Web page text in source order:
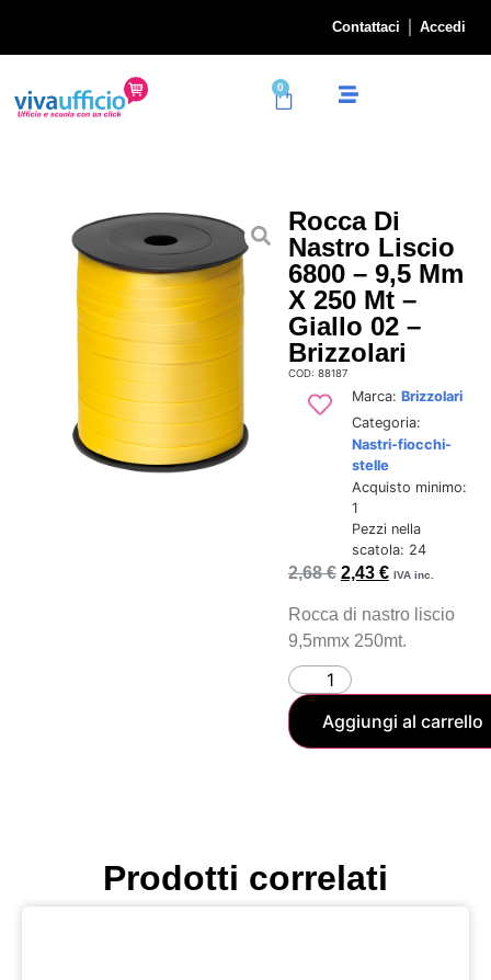
Contattaci Accedi
0
Rocca Di
Nastro Liscio
6800 – 9,5 Mm
X 250 Mt –
Giallo 02 –
Brizzolari
COD: 88187
Marca: Brizzolari
Categoria:
Nastri-fiocchi-
stelle
Acquisto minimo:
1
Pezzi nella
scatola: 24
2,68€ 2,43 € IVA inc.
Rocca di nastro liscio
9,5mmx 250mt.
Aggiungi al carrello
Prodotti correlati